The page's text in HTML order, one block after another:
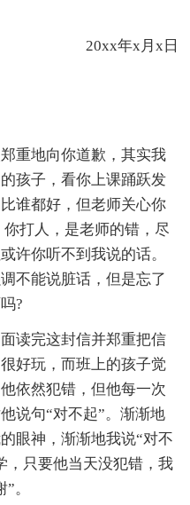
20xx年x月x日
重地向你道歉，其实我
孩子，看你上课踊跃发
谁都好，但老师关心你
打人，是老师的错，尽
许你听不到我说的话。
不能说脏话，但是忘了
?
读完这封信并郑重把信
好玩，而班上的孩子觉
依然犯错，但他每一次
说句“对不起”。渐渐地
眼神，渐渐地我说“对不
，只要他当天没犯错，我
。